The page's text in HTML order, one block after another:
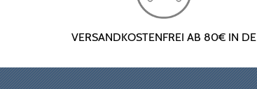
VERSANDKOSTENFREI AB 80€ IN DE